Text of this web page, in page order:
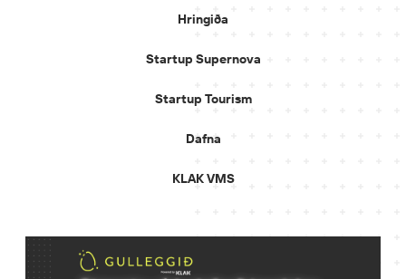
Hringiða
Startup Supernova
Startup Tourism
Dafna
KLAK VMS